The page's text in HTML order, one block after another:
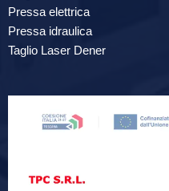
Pressa elettrica
Pressa idraulica
Taglio Laser Dener